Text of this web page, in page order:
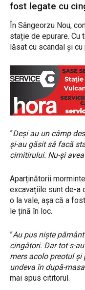
fost legate cu
În Sângeorzu Nou,
stație de epurare. Cu
lăsat cu scandal și
”Deși au un câmp
și-au găsit să facă
cimitirului. Nu-și
Aparținătorii
excavațiile sunt de-a
o la vale, așa că a
le țină în loc.
”Au pus niște
cingători. Dar tot s-
mers acolo preotul și
undeva în după-
mai spus cititorul.